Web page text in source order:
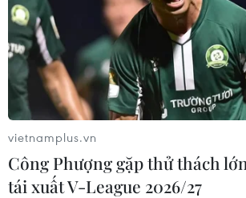
Tỷ phú Bill Gates nhấn mạnh tầm
quan trọng của đầu tư vào con
và công nghệ
22/07/2026 06:02
vietnamplus.vn
Công Phượng gặp thử thách
tái xuất V-League 2026/27